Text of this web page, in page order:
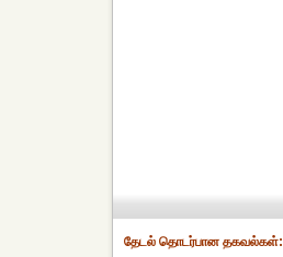
தேட‌ல் தொட‌ர்பான தகவ‌ல்க‌ள்: